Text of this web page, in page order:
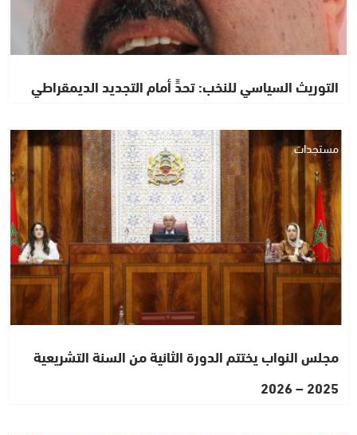
التوريث السياسي للنخب: تحدٍّ أمام التجديد الديمقراطي
مستجدات
مجلس النواب يختتم الدورة الثانية من السنة التشريعية
2025 – 2026